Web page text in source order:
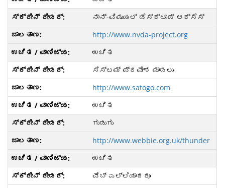
ನಾನ್-ವಿಷುಯಲ್ ಡೆಸ್ಕ್ಟಾಪ್ ಆಕ್ಸೆಸ್
http://www.nvda-project.org
ಉಚಿತ
ಸಿಸ್ಟಮ್ ಪ್ರವೇಶ ಮಾಡಲು
http://www.satogo.com
ಉಚಿತ
ಗುಡುಗು
http://www.webbie.org.uk/thunder
ಉಚಿತ
ವೆಬ್ ಎಲ್ಲಿಯಾದರೂ